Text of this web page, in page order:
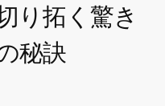
り拓く驚き
秘訣